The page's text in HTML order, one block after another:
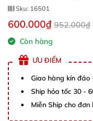
Sku: 16501
600.000₫ 952.000₫
Còn hàng
ƯU ĐIỂM
Giao hàng kín đáo
Ship hỏa tốc 30 -
Miễn Ship cho